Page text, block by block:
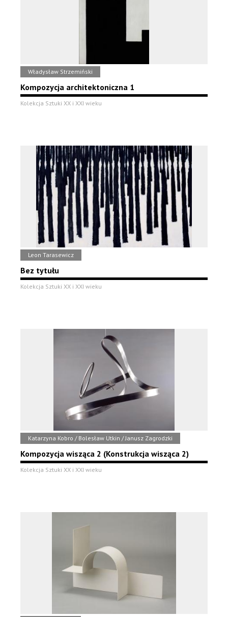
Władysław Strzemiński
Kompozycja architektoniczna 1
Kolekcja Sztuki XX i XXI wieku
Leon Tarasewicz
Bez tytułu
Kolekcja Sztuki XX i XXI wieku
Katarzyna Kobro / Bolesław Utkin / Janusz Zagrodzki
Kompozycja wisząca 2 (Konstrukcja wisząca 2)
Kolekcja Sztuki XX i XXI wieku